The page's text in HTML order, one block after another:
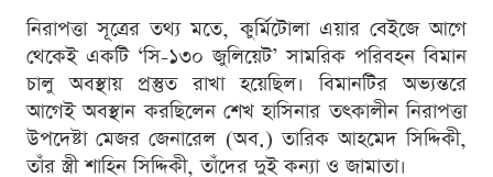
নিরাপত্তা সূত্রের তথ্য মতে, কুর্মিটোলা এয়ার বেইজে আগে
থেকেই একটি ‘সি-১৩০ জুলিয়েট’ সামরিক পরিবহন বিমান
চালু অবস্থায় প্রস্তুত রাখা হয়েছিল। বিমানটির অভ্যন্তরে
আগেই অবস্থান করছিলেন শেখ হাসিনার তৎকালীন নিরাপত্তা
উপদেষ্টা মেজর জেনারেল (অব.) তারিক আহমেদ সিদ্দিকী,
তাঁর স্ত্রী শাহিন সিদ্দিকী, তাঁদের দুই কন্যা ও জামাতা।